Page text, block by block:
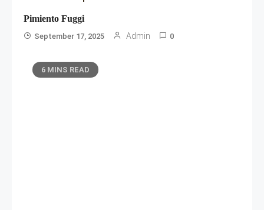
Pimiento Fuggi
September 17, 2025 Admin 0
6 MINS READ